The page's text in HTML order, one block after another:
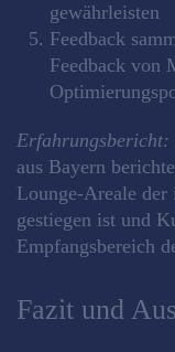
gewährleisten
Feedback
Feedback von
Erfahrungsbericht:
aus Bayern
Lounge-Areale der
gestiegen ist und
Empfangsbereich
Fazit und